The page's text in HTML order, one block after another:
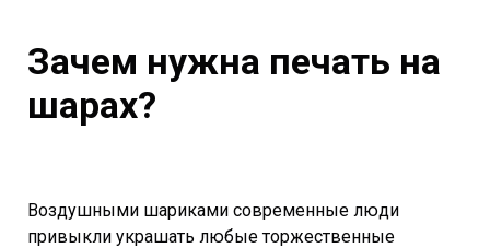
Зачем нужна печать на
шарах?
Воздушными шариками современные люди
привыкли украшать любые торжественные